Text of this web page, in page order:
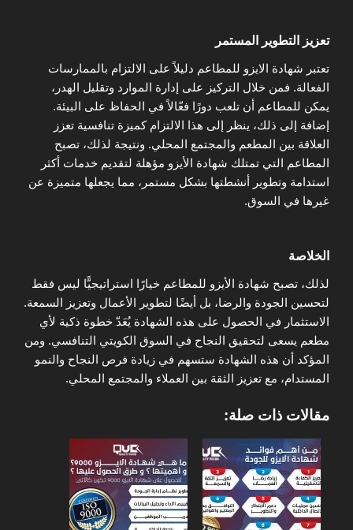
تعزيز التطوير المستمر
تعتبر شهادة الايزو للمطاعم دليلاً على الالتزام بالممارسات
الفعالة. فمن خلال التركيز على إدارة الموارد وتقليل الهدر،
يمكن للمطاعم أن تلعب دورًا فعّالاً في الحفاظ على البيئة.
إضافة إلى ذلك، ينظر إلى هذا الالتزام كميزة تنافسية تعزز
العلاقة بين المطعم والمجتمع المحلي. ونتيجة لذلك، تصبح
المطاعم التي تمتلك شهادة الأيزو مؤهلة لتقديم خدمات أكثر
استدامة وتطوير أنشطتها بشكل مستمر، مما يجعلها متميزة عن
غيرها في السوق.
الخلاصة
لذلك، تصبح شهادة الأيزو للمطاعم خيارًا استراتيجيًّا ليس فقط
لتحسين الجودة والرضا، بل أيضًا لتطوير الأعمال وتعزيز السمعة.
الاستثمار في الحصول على هذه الشهادة يُعَدّ خطوة ذكية لأي
مطعم يسعى لتحقيق النجاح في السوق الكويتي التنافسي. ومن
المؤكد أن هذه الشهادة ستسهم في زيادة فرص النجاح والنمو
المستدام، مع تعزيز الثقة بين العملاء والمجتمع المحلي.
مقالات ذات صلة: